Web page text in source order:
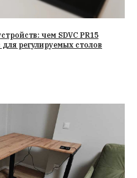
чем SDVC PR15
регулируемых столов